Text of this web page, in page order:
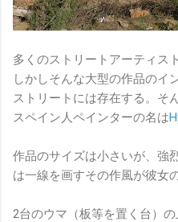
多くのストリートアーティス
しかしそんな大型の作品のイ
ストリートには存在する。そ
スペイン人ペインターの名は
作品のサイズは小さいが、強
は一線を画すその作風が彼女
2台のウマ（板等を置く台）